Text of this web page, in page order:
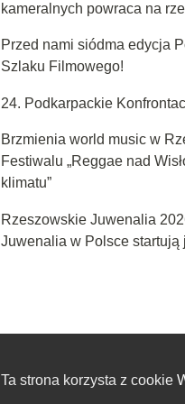
kameralnych powraca na
Przed nami siódma edycja
Szlaku Filmowego!
24. Podkarpackie
Brzmienia world music w
Festiwalu „Reggae nad
klimatu”
Rzeszowskie Juwenalia
Juwenalia w Polsce startują
Ta strona korzysta z cookie